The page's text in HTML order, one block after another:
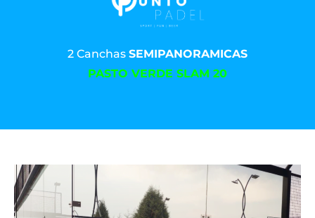
2 Canchas SEMIPANORAMICAS
PASTO VERDE SLAM 20